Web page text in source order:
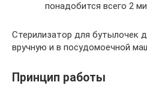
понадобится всего 2
Стерилизатор для бутылочек
вручную и в посудомоечной
Принцип работы